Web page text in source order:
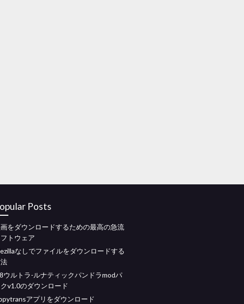
Posts
をダウンロードするための最高の急流
トウェア
なしでファイルをダウンロードする
ウルトラ-ルナティックパンドラmodパ
v1.0のダウンロード
アプリをダウンロード